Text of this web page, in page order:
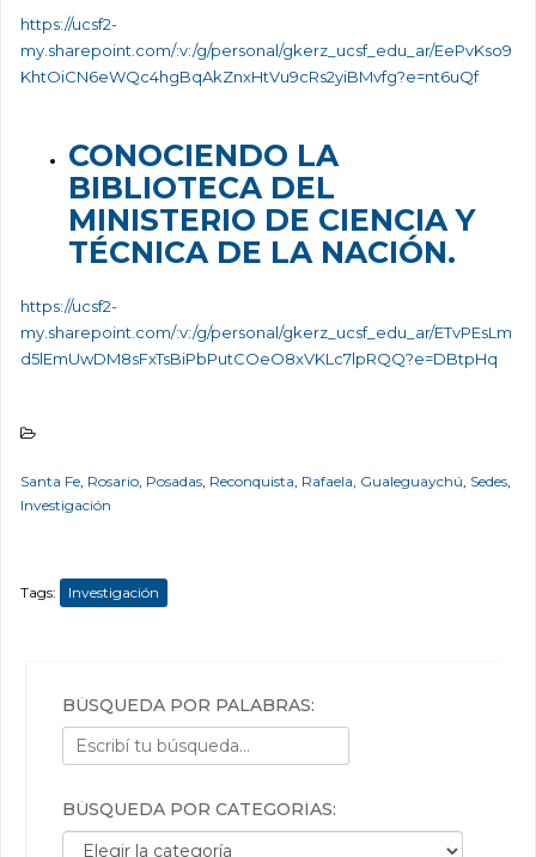
https://ucsf2-
my.sharepoint.com/:v:/g/personal/gkerz_ucsf_edu_ar/EePvKso9
KhtOiCN6eWQc4hgBqAkZnxHtVu9cRs2yiBMvfg?e=nt6uQf
CONOCIENDO LA
BIBLIOTECA DEL
MINISTERIO DE CIENCIA Y
TÉCNICA DE LA NACIÓN.
https://ucsf2-
my.sharepoint.com/:v:/g/personal/gkerz_ucsf_edu_ar/ETvPEsLm
d5lEmUwDM8sFxTsBiPbPutCOeO8xVKLc7lpRQQ?e=DBtpHq
Santa Fe, Rosario, Posadas, Reconquista, Rafaela, Gualeguaychú, Sedes,
Investigación
Tags: Investigación
BÚSQUEDA POR PALABRAS:
BÚSQUEDA POR CATEGORÍAS:
Búsqueda por categorías: